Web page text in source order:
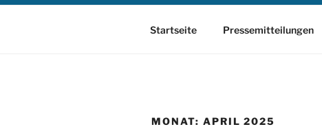
Startseite Pressemitteilungen
MONAT: APRIL 2025